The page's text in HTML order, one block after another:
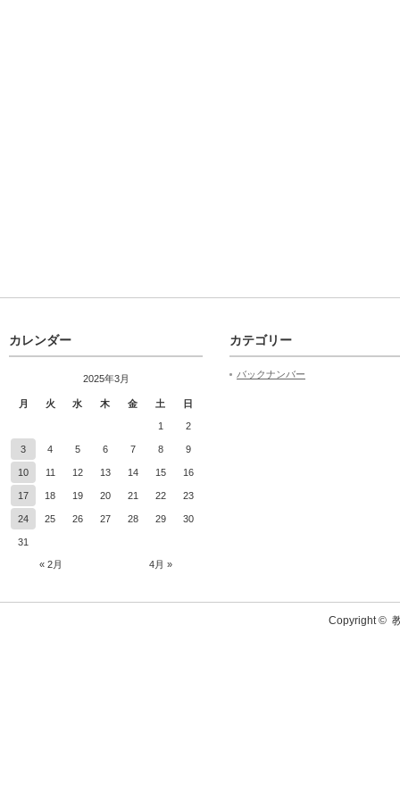
カレンダー
2025年3月
月 火 水 木 金 土 日
« 2月 4月 »
1 2
3 4 5 6 7 8 9
10 11 12 13 14 15 16
17 18 19 20 21 22 23
24 25 26 27 28 29 30
31
カテゴリー
バックナンバー
Copyright ©